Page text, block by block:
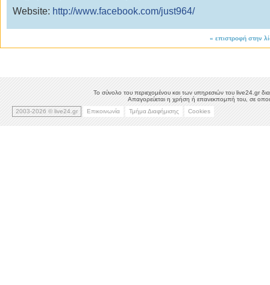
Website: http://www.facebook.com/just964/
« επιστροφή στην
Το σύνολο του περιεχομένου και των υπηρεσιών του live24.gr
Απαγορεύεται η χρήση ή επανεκπομπή του, σε
2003-2026 © live24.gr
Επικοινωνία Τμήμα Διαφήμισης Cookies